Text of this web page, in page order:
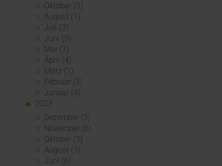
Oktober (3)
August (1)
Juli (3)
Juni (3)
Mai (7)
April (4)
März (1)
Februar (3)
Januar (4)
2023
Dezember (5)
November (6)
Oktober (3)
August (3)
Juni (6)